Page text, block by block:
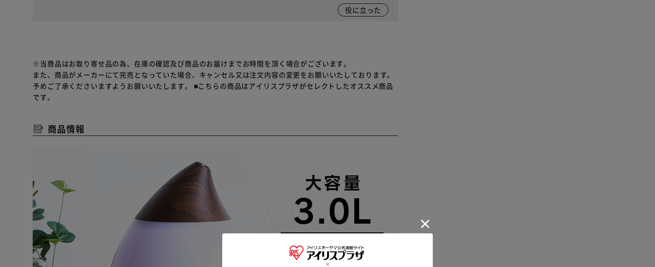
役に立った
※当商品はお取り寄せ品の為、在庫の確認及び商品のお届けまでお時間を頂く場合がございます。
また、商品がメーカーにて完売となっていた場合、キャンセル又は注文内容の変更をお願いいたしております。
予めご了承くださいますようお願いいたします。 ■こちらの商品はアイリスプラザがセレクトしたオススメ商品
です。
商品情報